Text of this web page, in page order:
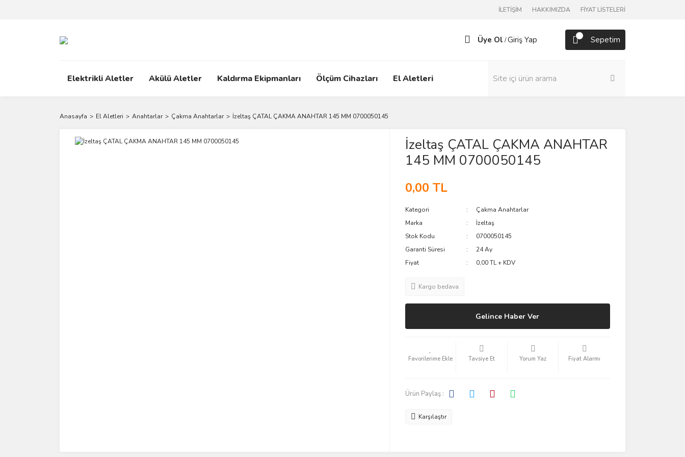
İLETİŞİM HAKKIMIZDA FİYAT LİSTELERİ
Üye Ol /Giriş Yap Sepetim
Elektrikli Aletler Akülü Aletler Kaldırma Ekipmanları Ölçüm Cihazları El Aletleri
Anasayfa El Aletleri Anahtarlar Çakma Anahtarlar İzeltaş ÇATAL ÇAKMA ANAHTAR 145 MM 0700050145
İzeltaş ÇATAL ÇAKMA ANAHTAR
145 MM 0700050145
0,00 TL
Kategori
Çakma Anahtarlar
Marka
İzeltaş
Stok Kodu
0700050145
Garanti Süresi
24 Ay
Fiyat
0,00 TL + KDV
Kargo bedava
Gelince Haber Ver
Tavsiye Et Yorum Yaz Fiyat Alarmı
Ürün Paylaş :
Karşılaştır